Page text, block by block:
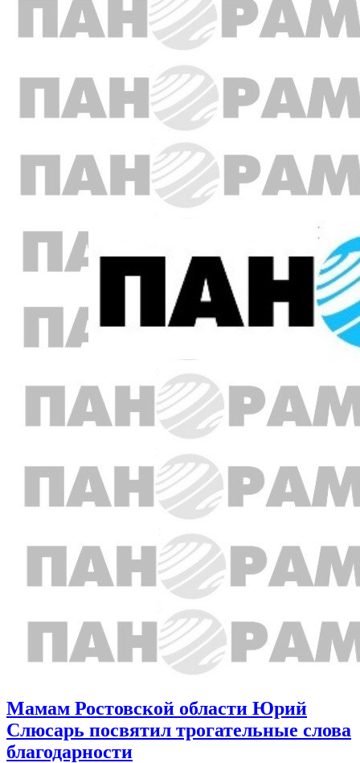
Мамам Ростовской области Юрий
Слюсарь посвятил трогательные слова
благодарности